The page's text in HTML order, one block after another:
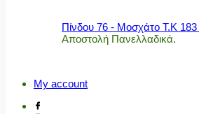
Πίνδου 76 - Μοσχάτο Τ.Κ 183
Αποστολή Πανελλαδικά.
My account